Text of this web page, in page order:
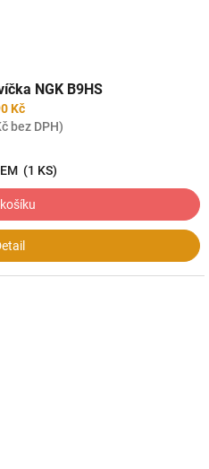
NGK B9HS
Kč
bez DPH)
(1 KS)